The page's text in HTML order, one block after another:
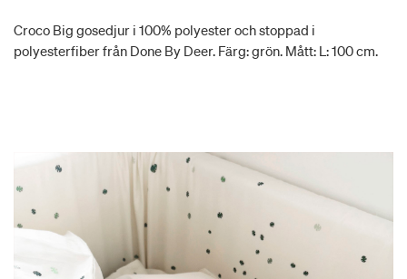
Croco Big gosedjur i 100% polyester och stoppad i
polyesterfiber från Done By Deer. Färg: grön. Mått: L: 100 cm.